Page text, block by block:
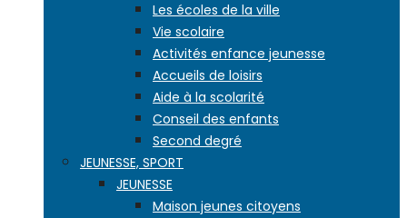
Les écoles de la ville
Vie scolaire
Activités enfance jeunesse
Accueils de loisirs
Aide à la scolarité
Conseil des enfants
Second degré
JEUNESSE, SPORT
JEUNESSE
Maison jeunes citoyens